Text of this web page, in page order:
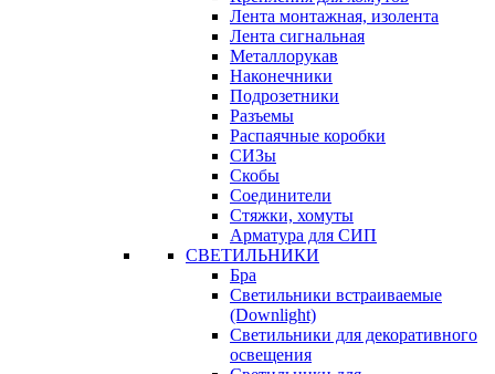
Лента монтажная, изолента
Лента сигнальная
Металлорукав
Наконечники
Подрозетники
Разъемы
Распаячные коробки
СИЗы
Скобы
Соединители
Стяжки, хомуты
Арматура для СИП
СВЕТИЛЬНИКИ
Бра
Светильники встраиваемые
(Downlight)
Светильники для декоративного
освещения